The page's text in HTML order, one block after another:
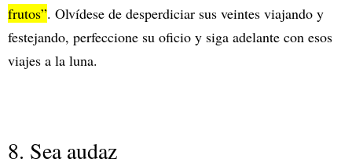
frutos”. Olvídese de desperdiciar sus veintes viajando y
festejando, perfeccione su oficio y siga adelante con esos
viajes a la luna.
8. Sea audaz